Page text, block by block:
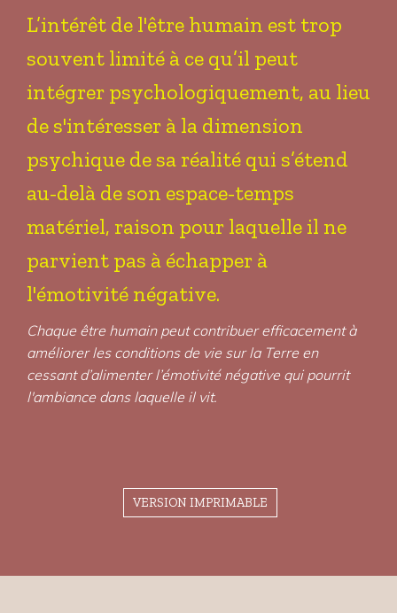
L’intérêt de l'être humain est trop
souvent limité à ce qu’il peut
intégrer psychologiquement, au lieu
de s'intéresser à la dimension
psychique de sa réalité qui s’étend
au-delà de son espace-temps
matériel, raison pour laquelle il ne
parvient pas à échapper à
l'émotivité négative.
Chaque être humain peut contribuer efficacement à
améliorer les conditions de vie sur la Terre en
cessant d’alimenter l’émotivité négative qui pourrit
l'ambiance dans laquelle il vit.
VERSION IMPRIMABLE